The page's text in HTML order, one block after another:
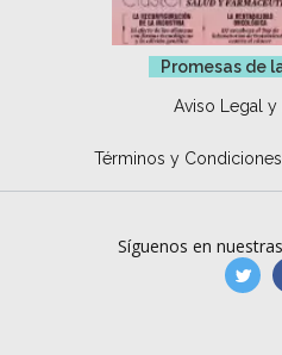
Promesas de
Aviso Legal y
Términos y Condiciones
Síguenos en